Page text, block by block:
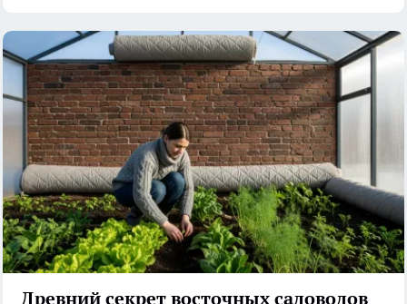
Древний секрет восточных садоводов